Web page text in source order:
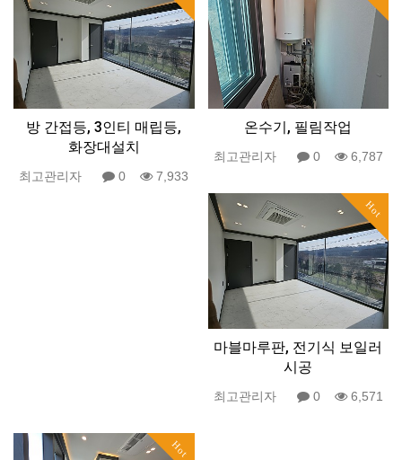
방 간접등, 3인티 매립등,
화장대설치
최고관리자 0 7,933
온수기, 필림작업
최고관리자 0 6,787
Hot
마블마루판, 전기식 보일러
시공
최고관리자 0 6,571
Hot